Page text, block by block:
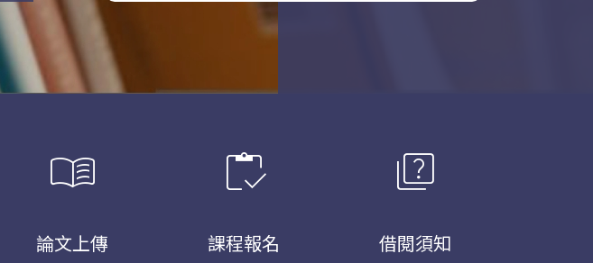
menu_book
論文上傳
inventory
課程報名
quiz
借閱須知